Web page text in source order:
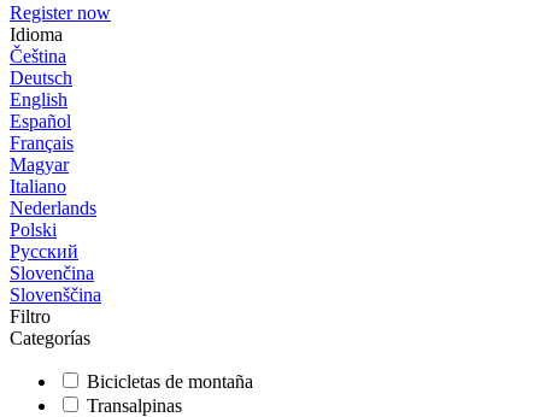
Register now
Idioma
Čeština
Deutsch
English
Español
Français
Magyar
Italiano
Nederlands
Polski
Русский
Slovenčina
Slovenščina
Filtro
Categorías
Bicicletas de montaña
Transalpinas